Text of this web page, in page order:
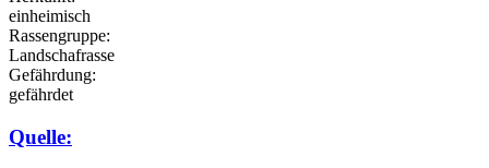
einheimisch
Rassengruppe:
Landschafrasse
Gefährdung:
gefährdet
Quelle: